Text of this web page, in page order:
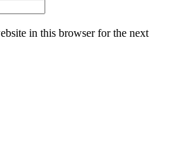
in this browser for the next